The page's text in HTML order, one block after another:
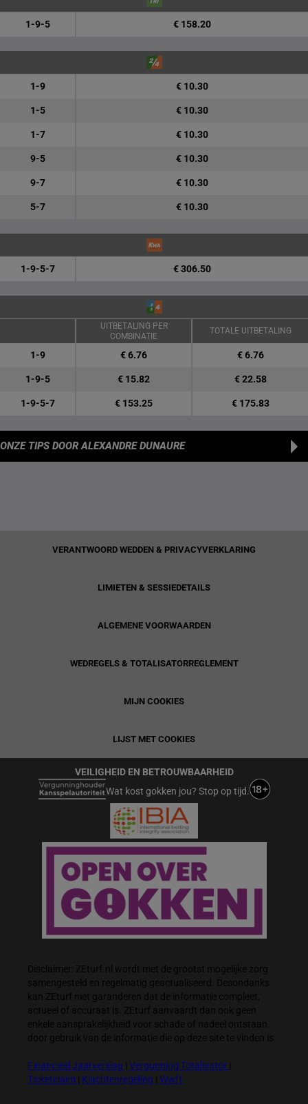
1-9-5 € 158.20
1-9 € 10.30
1-5 € 10.30
1-7 € 10.30
9-5 € 10.30
9-7 € 10.30
5-7 € 10.30
1-9-5-7 € 306.50
UITBETALING PER
COMBINATIE
TOTALE UITBETALING
1-9 € 6.76 € 6.76
1-9-5 € 15.82 € 22.58
1-9-5-7 € 153.25 € 175.83
ONZE TIPS DOOR ALEXANDRE DUNAURE
VERANTWOORD WEDDEN & PRIVACYVERKLARING
LIMIETEN & SESSIEDETAILS
ALGEMENE VOORWAARDEN
WEDREGELS & TOTALISATORREGLEMENT
MIJN COOKIES
LIJST MET COOKIES
VEILIGHEID EN BETROUWBAARHEID
Wat kost gokken jou? Stop op tijd.
Disclaimer: ZEturf.nl wordt met de grootst mogelijke zorg
samengesteld en regelmatig geactualiseerd. Desondanks
kan ZEturf niet garanderen dat de informatie compleet,
actueel of accuraat is. ZEturf aanvaardt dan ook geen
enkele aansprakelijkheid voor schade of nadeel ontstaan
door gebruik van de informatie die op deze site te vinden is.
Financieel Jaarverslag Vergunning Totalisator
Ticketclaim
Klachtenregeling Wwft